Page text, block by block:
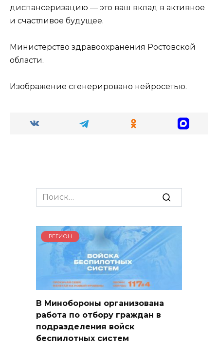
диспансеризацию — это ваш вклад в активное
и счастливое будущее.
Министерство здравоохранения Ростовской
области.
Изображение сгенерировано нейросетью.
Search
for:
РЕГИОН
В Минобороны организована
работа по отбору граждан в
подразделения войск
беспилотных систем